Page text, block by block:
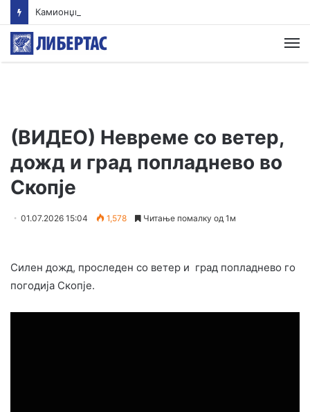
(ВИДЕО) Невреме со ветер,
дожд и град попладнево во
Скопје
01.07.2026 15:04 1,578 Читање помалку од 1м
Силен дожд, проследен со ветер и град попладнево го
погодија Скопје.